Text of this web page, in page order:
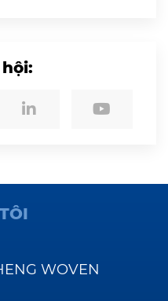
WOVEN